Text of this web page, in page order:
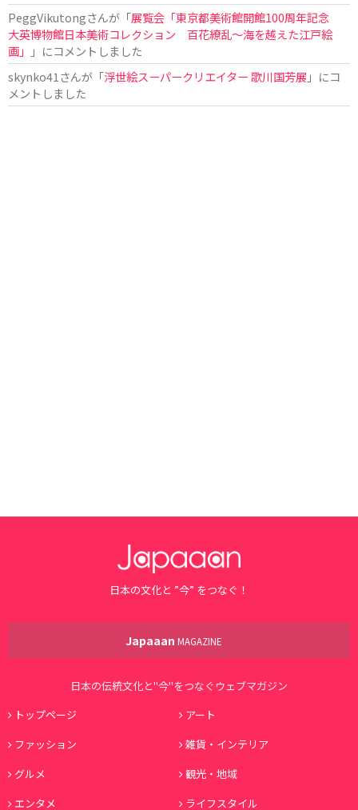
PeggVikutongさんが「展覧会「東京都美術館開館100周年記念
大英博物館日本美術コレクション 百花繚乱〜海を越えた江戸絵
画」
」にコメントしました
skynko41 さんが「浮世絵スーパークリエイター 歌川国芳展 」にコ
メントしました
日本の文化と ”今” をつなぐ！
Japaaan MAGAZINE
日本の伝統文化と"今"をつなぐウェブマガジン
トップページ
アート
ファッション
雑貨・インテリア
グルメ
観光・地域
エンタメ
ライフスタイル